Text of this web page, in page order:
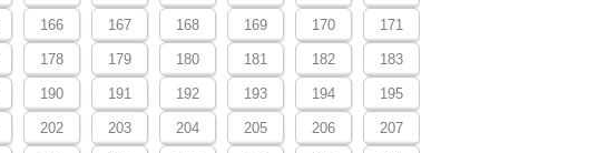
166 167 168 169 170 171
178 179 180 181 182 183
190 191 192 193 194 195
202 203 204 205 206 207